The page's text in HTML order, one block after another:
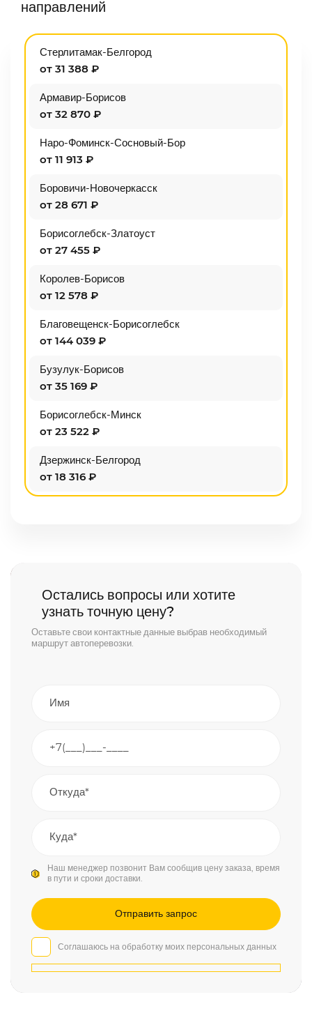
направлений
Стерлитамак-Белгород
от 31 388 ₽
Армавир-Борисов
от 32 870 ₽
Наро-Фоминск-Сосновый-Бор
от 11 913 ₽
Боровичи-Новочеркасск
от 28 671 ₽
Борисоглебск-Златоуст
от 27 455 ₽
Королев-Борисов
от 12 578 ₽
Благовещенск-Борисоглебск
от 144 039 ₽
Бузулук-Борисов
от 35 169 ₽
Борисоглебск-Минск
от 23 522 ₽
Дзержинск-Белгород
от 18 316 ₽
Остались вопросы или хотите
узнать точную цену?
Оставьте свои контактные данные выбрав необходимый
маршрут автоперевозки.
Наш менеджер позвонит Вам сообщив цену заказа, время
в пути и сроки доставки.
Соглашаюсь на обработку моих персональных данных